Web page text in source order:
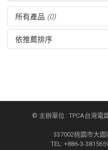
所有產品 (0)
依推薦排序
© 主辦單位 : TPCA台灣電
337002桃園市大
TEL: +886-3-